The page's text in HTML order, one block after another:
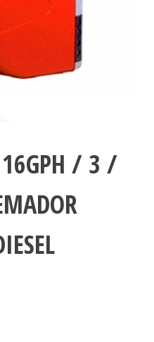
16GPH / 3 /